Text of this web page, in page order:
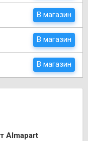
В магазин
В магазин
В магазин
Almapart